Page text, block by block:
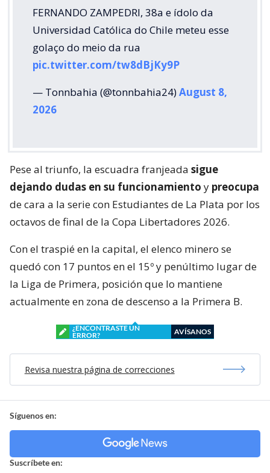
FERNANDO ZAMPEDRI, 38a e ídolo da
Universidad Católica do Chile meteu esse
golaço do meio da rua
pic.twitter.com/tw8dBjKy9P
— Tonnbahia (@tonnbahia24)August 8,
2026
Pese al triunfo, la escuadra franjeada sigue
dejando dudas en su funcionamiento y preocupa
de cara a la serie con Estudiantes de La Plata por los
octavos de final de la Copa Libertadores 2026.
Con el traspié en la capital, el elenco minero se
quedó con 17 puntos en el 15º y penúltimo lugar de
la Liga de Primera, posición que lo mantiene
actualmente en zona de descenso a la Primera B.
¿ENCONTRASTE UN
ERROR?
AVÍSANOS
Revisa nuestra página de correcciones
Síguenos en:
Suscríbete en: